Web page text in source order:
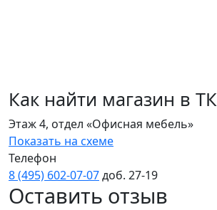
Как найти магазин в ТК
Этаж 4, отдел «Офисная мебель»
Показать на схеме
Телефон
8 (495) 602‑07‑07доб. 27‑19
Оставить отзыв